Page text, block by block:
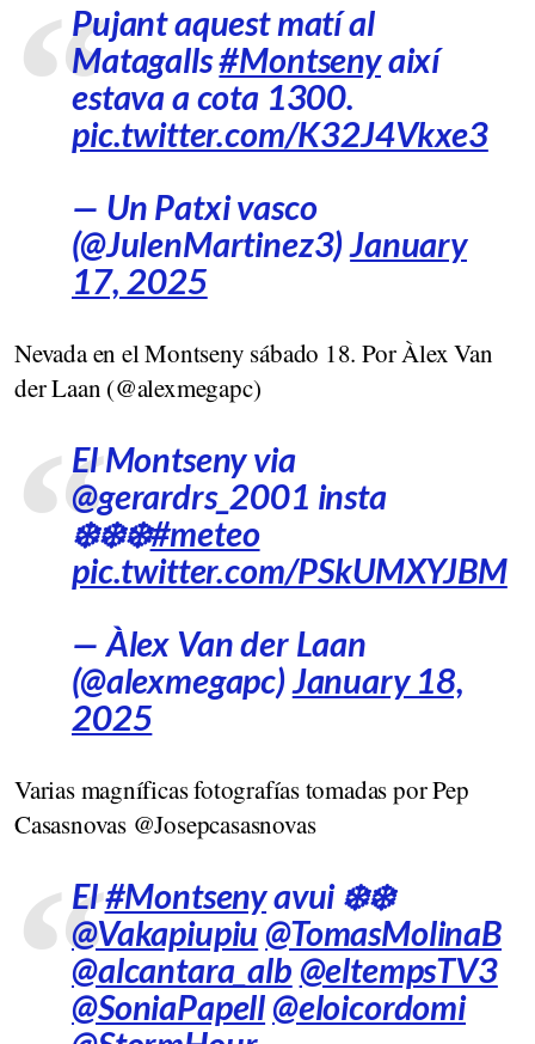
Pujant aquest matí al
Matagalls#Montsenyaixí
estava a cota 1300.
pic.twitter.com/K32J4Vkxe3
— Un Patxi vasco
(@JulenMartinez3)January
17, 2025
Nevada en el Montseny sábado 18. Por Àlex Van
der Laan (@alexmegapc)
El Montseny via
@gerardrs_2001 insta
❄️❄️❄️#meteo
pic.twitter.com/PSkUMXYJBM
— Àlex Van der Laan
(@alexmegapc)January 18,
2025
Varias magníficas fotografías tomadas por Pep
Casasnovas @Josepcasasnovas
El#Montsenyavui ❄️❄️
@Vakapiupiu @TomasMolinaB
@alcantara_alb @eltempsTV3
@SoniaPapell @eloicordomi